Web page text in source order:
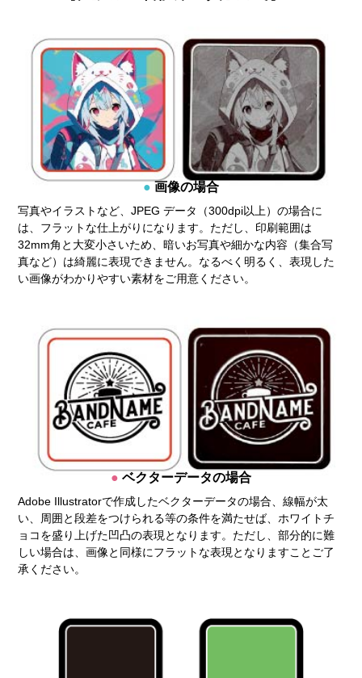
画像の場合
写真やイラストなど、JPEG データ（300dpi以上）の場合に
は、フラットな仕上がりになります。ただし、印刷範囲は
32mm角と大変小さいため、暗いお写真や細かな内容（集合写
真など）は綺麗に表現できません。なるべく明るく、表現した
い画像がわかりやすい素材をご用意ください。
ベクターデータの場合
Adobe Illustratorで作成したベクターデータの場合、線幅が太
い、周囲と段差をつけられる等の条件を満たせば、ホワイトチ
ョコを盛り上げた凹凸の表現となります。ただし、部分的に難
しい場合は、画像と同様にフラットな表現となりますことご了
承ください。